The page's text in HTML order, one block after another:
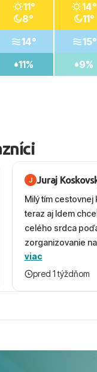
11°
8°
14°
11%
14°
11°
15°
9%
Juraj
Milý tím
teraz aj Idem
celého srdca
zorganizovanie
dovolenky v
prežili nádherný
viac
pred 1 týždňom